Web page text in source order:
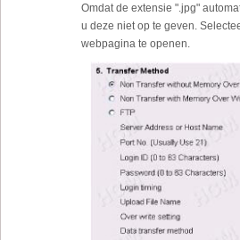
Omdat de extensie ".jpg"
u deze niet op te geven.
webpagina te openen.